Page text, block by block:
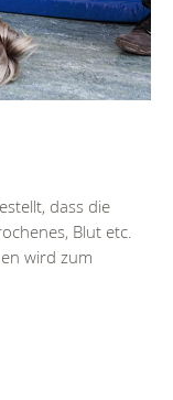
dass die
Blut etc.
wird zum